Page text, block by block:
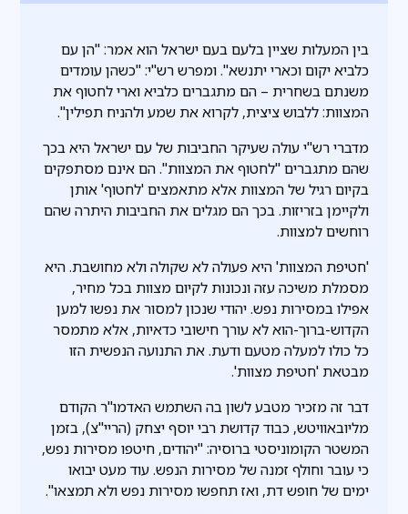
בין המעלות שציין בלעם בעם ישראל הוא אמר: "הן עם
כלביא יקום וכארי יתנשא". ומפרש רש"י: "כשהן עומדים
משנתם בשחרית – הם מתגברים כלביא וארי לחטוף את
המצוות: ללבוש ציצית, לקרוא את שמע ולהניח תפילין".
מדברי רש"י עולה שעיקר החביבות של עם ישראל היא בכך
שהם מתגברים "לחטוף את המצוות". הם אינם מסתפקים
בקיום רגיל של המצוות אלא מתאמצים 'לחטוף' אותן
ולקיימן בזריזות. בכך הם מגלים את החביבות היתרה שהם
רוחשים למצוות.
'חטיפת המצוות' היא פעולה לא שקולה ולא מחושבת. היא
מסמלת משיכה עזה ונכונות לקיום מצוות בכל מחיר,
אפילו במסירות נפש. יהודי שנכון למסור את נפשו למען
הקדוש-ברוך-הוא לא עורך חישובי כדאיות, אלא מתמסר
כל כולו למעלה מטעם ודעת. את התנועה הנפשית הזו
מבטאת 'חטיפת מצוות'.
דבר זה מזכיר מטבע לשון בה השתמש האדמו"ר הקודם
מליובאוויטש, כבוד קדושת רבי יוסף יצחק (הריי"צ), בזמן
המשטר הקומוניסטי ברוסיה: "יהודים, חיטפו מסירות נפש,
כי עובר וחולף זמנה של מסירות הנפש. עוד מעט יבואו
ימים של חופש דת, ואז תחפשו מסירות נפש ולא תמצאו".